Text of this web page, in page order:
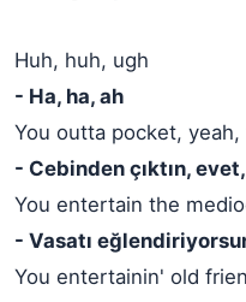
Huh, huh, ugh
- Ha, ha, ah
You outta pocket,
- Cebinden çıktın,
You entertain the
- Vasatı
You entertainin' old